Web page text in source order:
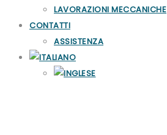
LAVORAZIONI MECCANICHE
CONTATTI
ASSISTENZA